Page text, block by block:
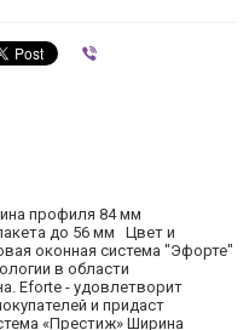
профиля 84 мм
до 56 мм Цвет и
оконная система "Эфорте"
в области
Eforte - удовлетворит
и придаст
«Престиж» Ширина